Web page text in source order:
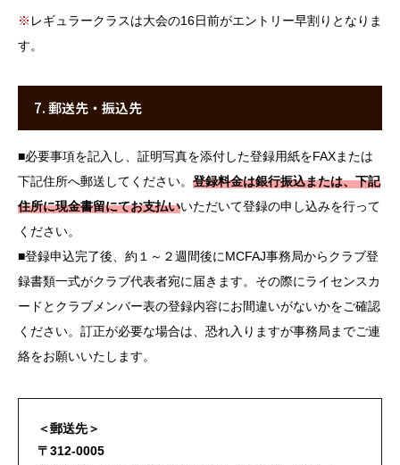
※ レギュラークラスは大会の16日前がエントリー早割りとなりま
す。
7. 郵送先・振込先
■必要事項を記入し、証明写真を添付した登録用紙をFAXまたは
下記住所へ郵送してください。 登録料金は銀行振込または、下記
住所に現金書留にてお支払いいただいて登録の申し込みを行って
ください。
■登録申込完了後、約１～２週間後にMCFAJ事務局からクラブ登
録書類一式がクラブ代表者宛に届きます。その際にライセンスカ
ードとクラブメンバー表の登録内容にお間違いがないかをご確認
ください。訂正が必要な場合は、恐れ入りますが事務局までご連
絡をお願いいたします。
＜郵送先＞
〒312-0005